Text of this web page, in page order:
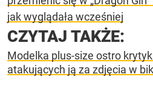
jak wyglądała wcześniej
CZYTAJ TAKŻE:
Modelka plus-size ostro
atakujących ją za zdjęcia w